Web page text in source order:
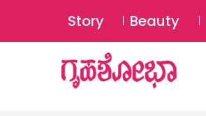
Story Beauty